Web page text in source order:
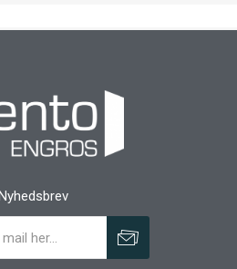
Nyhedsbrev